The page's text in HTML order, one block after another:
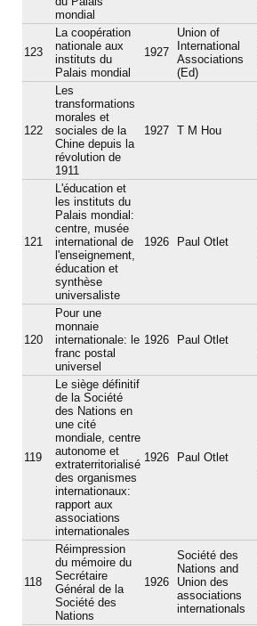
mondial
123
La coopération
nationale aux
instituts du
Palais mondial
1927
Union of
International
Associations
(Ed)
122
Les
transformations
morales et
sociales de la
Chine depuis la
révolution de
1911
1927 T M Hou
121
L'éducation et
les instituts du
Palais mondial:
centre, musée
international de
l'enseignement,
éducation et
synthèse
universaliste
1926 Paul Otlet
120
Pour une
monnaie
internationale: le
franc postal
universel
1926 Paul Otlet
119
Le siège définitif
de la Société
des Nations en
une cité
mondiale, centre
autonome et
extraterritorialisé
des organismes
internationaux:
rapport aux
associations
internationales
1926 Paul Otlet
118
Réimpression
du mémoire du
Secrétaire
Général de la
Société des
Nations
1926
Société des
Nations and
Union des
associations
internationals